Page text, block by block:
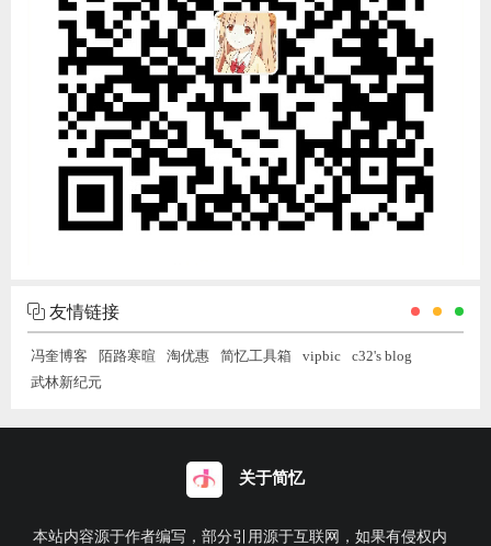
友情链接
冯奎博客 陌路寒暄 淘优惠 简忆工具箱 vipbic
c32's blog
武林新纪元
关于简忆
本站内容源于作者编写，部分引用源于互联网，如果有侵权内